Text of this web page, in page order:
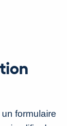
formulaire